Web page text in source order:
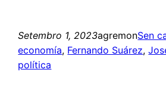
Setembro 1, 2023agremonSen
economía, Fernando Suárez,
política